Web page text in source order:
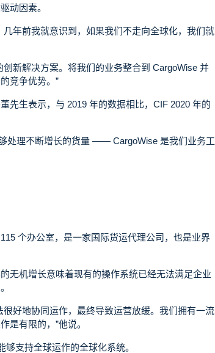
动因素。
年前我就意识到，如果我们不走向全球化，我们就
新解决方案。将我们的业务整合到 CargoWise 并
竞争优势。”
先生表示，与 2019 年的数据相比，CIF 2020 年的
处理不断增长的货量 —— CargoWise 是我们业务工
个办公室，是一家国际货运代理公司，也是业界
无机增长意味着现有的操作系统已经无法满足企业
好地协同运作，最终导致运营放缓。我们拥有一流
是有限的，”他说。
够支持全球运作的全球化系统。